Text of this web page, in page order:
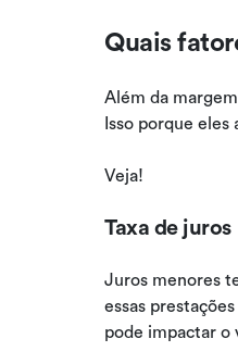
Quais
Além da
Isso porque
Veja!
Taxa de juros
Juros menores
essas
pode impactar o